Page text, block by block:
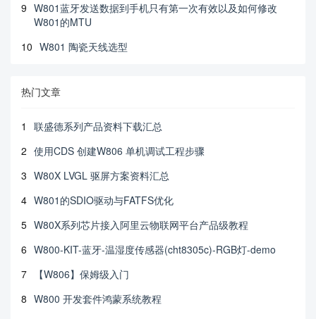
9 W801蓝牙发送数据到手机只有第一次有效以及如何修改
W801的MTU
10 W801 陶瓷天线选型
热门文章
1
联盛德系列产品资料下载汇总
2 使用CDS 创建W806 单机调试工程步骤
3 W80X LVGL 驱屏方案资料汇总
4 W801的SDIO驱动与FATFS优化
5 W80X系列芯片接入阿里云物联网平台产品级教程
6 W800-KIT-蓝牙-温湿度传感器(cht8305c)-RGB灯-demo
7
【W806】保姆级入门
8 W800 开发套件鸿蒙系统教程